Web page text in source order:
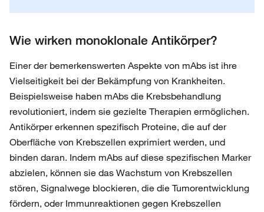
Wie wirken monoklonale Antikörper?
Einer der bemerkenswerten Aspekte von mAbs ist ihre
Vielseitigkeit bei der Bekämpfung von Krankheiten.
Beispielsweise haben mAbs die Krebsbehandlung
revolutioniert, indem sie gezielte Therapien ermöglichen.
Antikörper erkennen spezifisch Proteine, die auf der
Oberfläche von Krebszellen exprimiert werden, und
binden daran. Indem mAbs auf diese spezifischen Marker
abzielen, können sie das Wachstum von Krebszellen
stören, Signalwege blockieren, die die Tumorentwicklung
fördern, oder Immunreaktionen gegen Krebszellen